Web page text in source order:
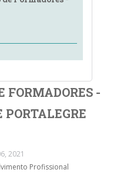
FORMADORES -
PORTALEGRE
2021
Profissional